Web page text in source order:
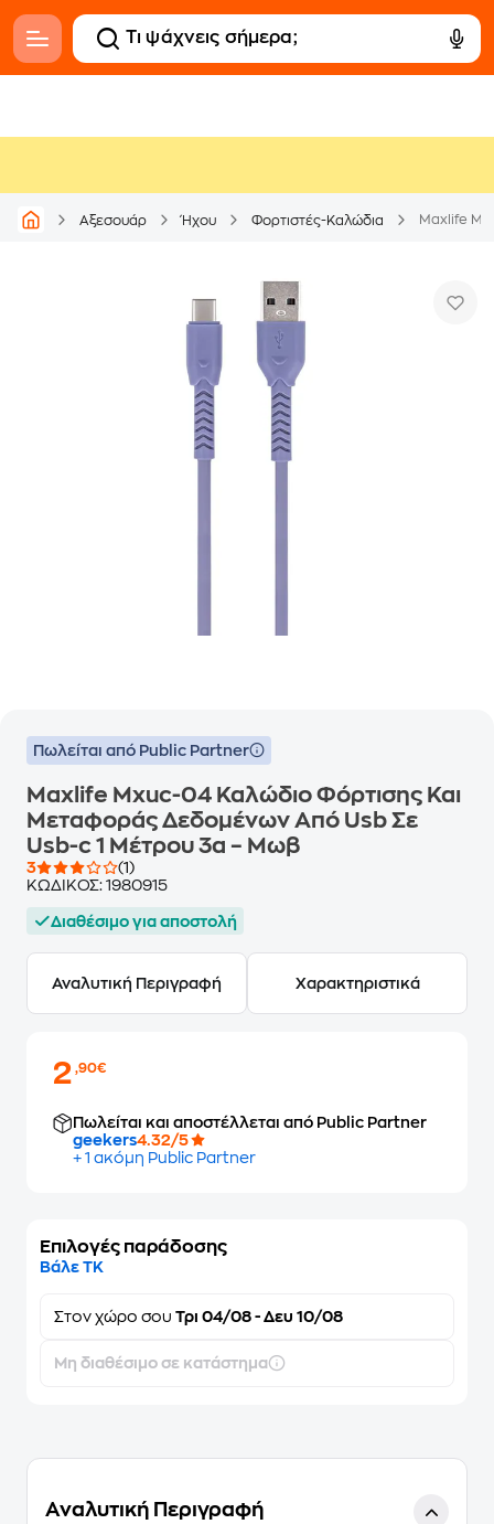
Αξεσουάρ Ήχου Φορτιστές-Καλώδια
Πωλείται από Public Partner
Maxlife Mxuc-04 Καλώδιο Φόρτισης Και
Μεταφοράς Δεδομένων Από Usb Σε
Usb-c 1 Μέτρου 3a – Μωβ
3
(1)
ΚΩΔΙΚΟΣ: 1980915
Διαθέσιμο για αποστολή
Αναλυτική Περιγραφή Χαρακτηριστικά
2,90€
Πωλείται και αποστέλλεται από Public Partner
geekers4.32/5
+ 1 ακόμη Public Partner
Επιλογές παράδοσης
Βάλε ΤΚ
Στον χώρο σου Τρι 04/08 - Δευ 10/08
Μη διαθέσιμο σε κατάστημα
Αναλυτική Περιγραφή